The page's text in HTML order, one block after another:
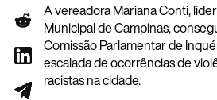
A vereadora Mariana Conti,
Municipal de Campinas,
Comissão Parlamentar de
escalada de ocorrências de
racistas na cidade.